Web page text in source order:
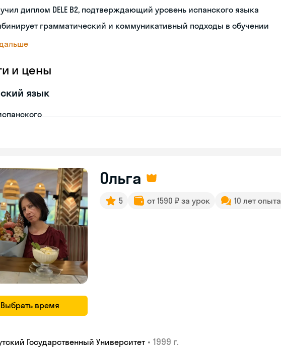
диплом DELE B2, подтверждающий уровень испанского языка
грамматический и коммуникативный подходы в обучении
и цены
язык
Выбрать время
Ольга
5 от 1590 ₽ за урок 10 лет опыта
Государственный Университет • 1999 г.